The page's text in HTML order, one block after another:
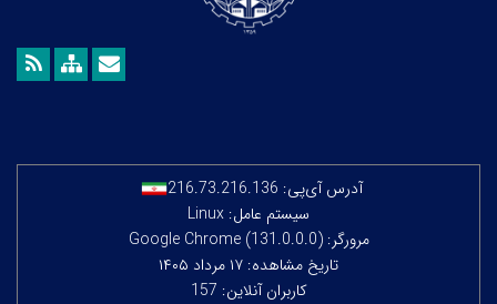
آدرس آی‌پی: 216.73.216.136
سیستم عامل: Linux
مرورگر: Google Chrome (131.0.0.0)
تاریخ مشاهده: ۱۷ مرداد ۱۴۰۵
کاربران آنلاین: 157